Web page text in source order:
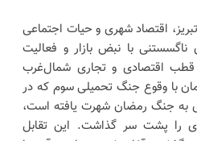
اقتصاد شهری و حیات اجتماعی
ناگسستنی با نبض بازار و فعالیت
قطب اقتصادی و تجاری شمال‌غرب
با وقوع جنگ تحمیلی سوم که در
به جنگ رمضان شهرت یافته است،
را پشت سر گذاشت. این تقابل